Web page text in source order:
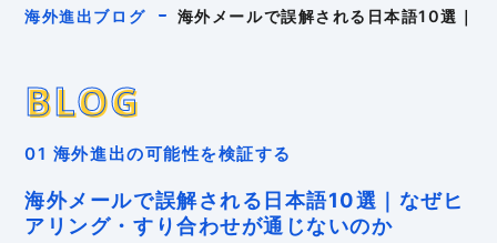
サイト内検索
海外展示会
F/S調査
海外市場調査
中小企業
インバウンド
インボイス
パッキングリスト
ローカライゼーション
多言語EC
海外進出ブログ 海外メールで誤解される日本語10選｜
BLOG
BLOG
01 海外進出の可能性を検証する
海外メールで誤解される日本語10選｜なぜヒ
アリング・すり合わせが通じないのか